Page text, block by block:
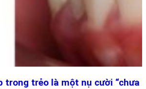
trong trẻo là một nụ cười “chưa